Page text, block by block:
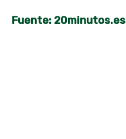
Fuente: 20minutos.es